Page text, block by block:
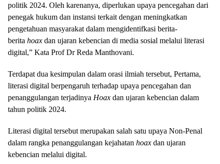
politik 2024. Oleh karenanya, diperlukan upaya pencegahan dari
penegak hukum dan instansi terkait dengan meningkatkan
pengetahuan masyarakat dalam mengidentifkasi berita-
berita hoax dan ujaran kebencian di media sosial melalui literasi
digital,” Kata Prof Dr Reda Manthovani.
Terdapat dua kesimpulan dalam orasi ilmiah tersebut, Pertama,
literasi digital berpengaruh terhadap upaya pencegahan dan
penanggulangan terjadinya Hoax dan ujaran kebencian dalam
tahun politik 2024.
Literasi digital tersebut merupakan salah satu upaya Non-Penal
dalam rangka penanggulangan kejahatan hoax dan ujaran
kebencian melalui digital.